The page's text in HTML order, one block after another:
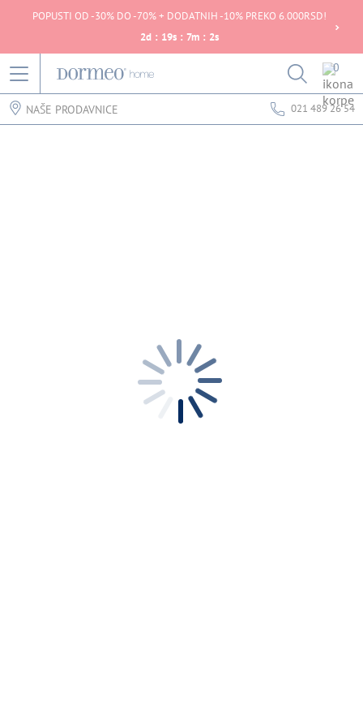
POPUSTI OD -30% DO -70% + DODATNIH -10% PREKO 6.000RSD!
2d : 19s : 7m : 2s
0
NAŠE PRODAVNICE 021 489 26 54